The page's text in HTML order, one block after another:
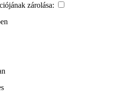
zárolása: